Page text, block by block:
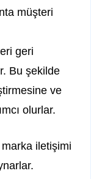
müşteri
geri
Bu şekilde
ve
olurlar.
iletişimi